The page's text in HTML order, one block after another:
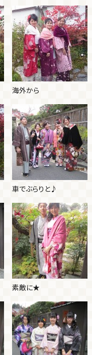
海外から
車でぶらりと♪
素敵に★